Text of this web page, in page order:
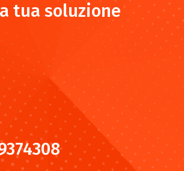
tua soluzione